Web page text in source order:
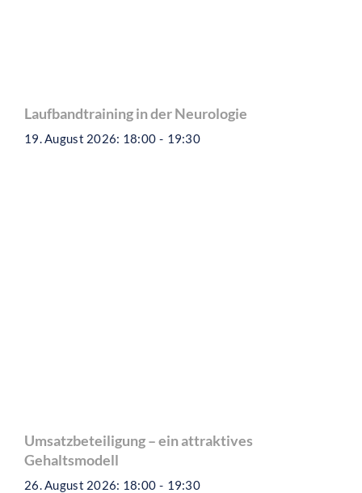
Laufbandtraining in der Neurologie
19. August 2026: 18:00 - 19:30
Umsatzbeteiligung – ein attraktives
Gehaltsmodell
26. August 2026: 18:00 - 19:30